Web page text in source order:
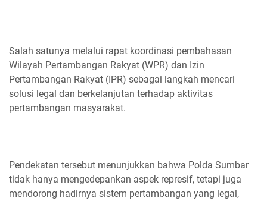
Salah satunya melalui rapat koordinasi pembahasan
Wilayah Pertambangan Rakyat (WPR) dan Izin
Pertambangan Rakyat (IPR) sebagai langkah mencari
solusi legal dan berkelanjutan terhadap aktivitas
pertambangan masyarakat.
Pendekatan tersebut menunjukkan bahwa Polda Sumbar
tidak hanya mengedepankan aspek represif, tetapi juga
mendorong hadirnya sistem pertambangan yang legal,